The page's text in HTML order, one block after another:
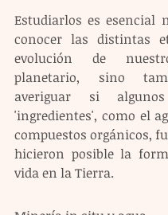
Estudiarlos es esencial
conocer las distintas
evolución de
planetario, sino
averiguar si
'ingredientes', como el
compuestos orgánicos,
hicieron posible la
vida en la Tierra.